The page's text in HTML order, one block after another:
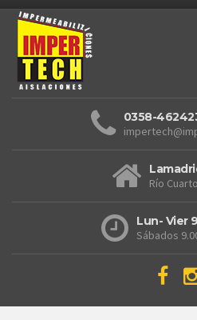
0358-
Río
Lun- Vier
Sábados